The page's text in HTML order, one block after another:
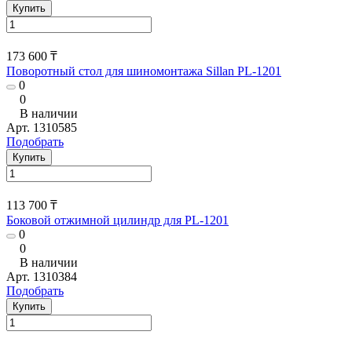
Купить
173 600 ₸
Поворотный стол для шиномонтажа Sillan PL-1201
0
0
В наличии
Арт. 1310585
Подобрать
Купить
113 700 ₸
Боковой отжимной цилиндр для PL-1201
0
0
В наличии
Арт. 1310384
Подобрать
Купить